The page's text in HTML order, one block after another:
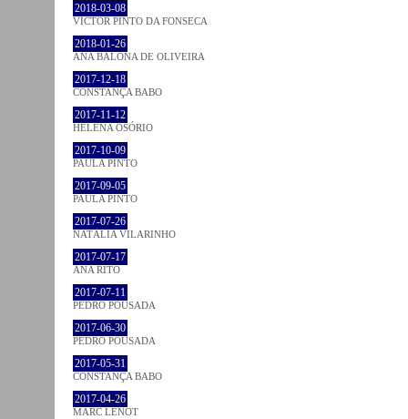
2018-03-08
VICTOR PINTO DA FONSECA
2018-01-26
ANA BALONA DE OLIVEIRA
2017-12-18
CONSTANÇA BABO
2017-11-12
HELENA OSÓRIO
2017-10-09
PAULA PINTO
2017-09-05
PAULA PINTO
2017-07-26
NATÁLIA VILARINHO
2017-07-17
ANA RITO
2017-07-11
PEDRO POUSADA
2017-06-30
PEDRO POUSADA
2017-05-31
CONSTANÇA BABO
2017-04-26
MARC LENOT